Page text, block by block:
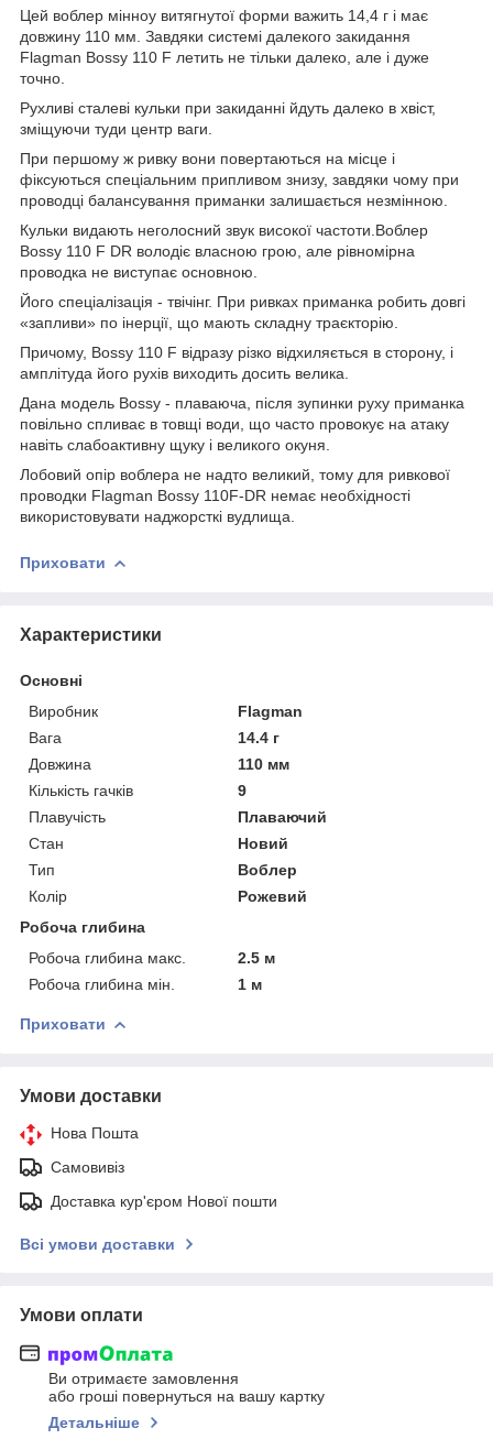
Цей воблер мінноу витягнутої форми важить 14,4 г і має
довжину 110 мм. Завдяки системі далекого закидання
Flagman Bossy 110 F летить не тільки далеко, але і дуже
точно.
Рухливі сталеві кульки при закиданні йдуть далеко в хвіст,
зміщуючи туди центр ваги.
При першому ж ривку вони повертаються на місце і
фіксуються спеціальним припливом знизу, завдяки чому при
проводці балансування приманки залишається незмінною.
Кульки видають неголосний звук високої частоти.Воблер
Bossy 110 F DR володіє власною грою, але рівномірна
проводка не виступає основною.
Його спеціалізація - твічінг. При ривках приманка робить довгі
«запливи» по інерції, що мають складну траєкторію.
Причому, Bossy 110 F відразу різко відхиляється в сторону, і
амплітуда його рухів виходить досить велика.
Дана модель Bossy - плаваюча, після зупинки руху приманка
повільно спливає в товщі води, що часто провокує на атаку
навіть слабоактивну щуку і великого окуня.
Лобовий опір воблера не надто великий, тому для ривкової
проводки Flagman Bossy 110F-DR немає необхідності
використовувати наджорсткі вудлища.
Приховати
Характеристики
Основні
Виробник
Flagman
Вага
14.4 г
Довжина
110 мм
Кількість гачків
9
Плавучість
Плаваючий
Стан
Новий
Тип
Воблер
Колір
Рожевий
Робоча глибина
Робоча глибина макс.
2.5 м
Робоча глибина мін.
1 м
Приховати
Умови доставки
Нова Пошта
Самовивіз
Доставка кур'єром Нової пошти
Всі умови доставки
Умови оплати
Ви отримаєте замовлення
або гроші повернуться на вашу картку
Детальніше